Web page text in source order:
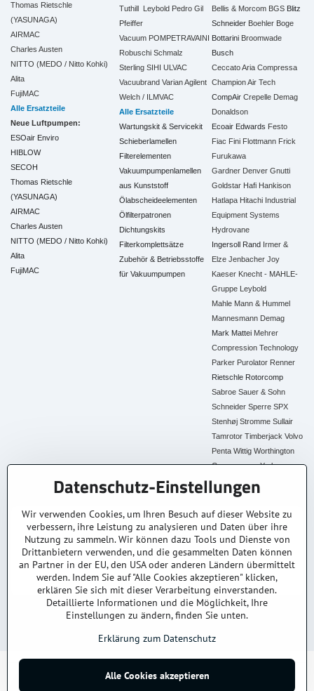
Thomas Rietschle
(YASUNAGA)
AIRMAC
Charles Austen
NITTO (MEDO / Nitto Kohki)
Alita
FujiMAC
Alle Ersatzteile
Neue Luftpumpen:
ESOair Enviro
HIBLOW
SECOH
Thomas Rietschle
(YASUNAGA)
AIRMAC
Charles Austen
NITTO (MEDO / Nitto Kohki)
Alita
FujiMAC
Tuthill Leybold Pedro Gil
Pfeiffer
Vacuum POMPETRAVAINI
Robuschi Schmalz
Sterling SIHI ULVAC
Vacuubrand Varian Agilent
Welch / ILMVAC
Alle Ersatzteile
Wartungskit & Servicekit
Schieberlamellen
Filterelementen
Vakuumpumpenlamellen
aus Kunststoff
Ölabscheideelementen
Ölfilterpatronen
Dichtungskits
Filterkomplettsätze
Zubehör & Betriebsstoffe
für Vakuumpumpen
Bellis & Morcom BGS Blitz
Schneider Boehler Boge
Bottarini Broomwade
Busch
Ceccato Aria Compressa
Champion Air Tech
CompAir Crepelle Demag
Donaldson
Ecoair Edwards Festo
Fiac Fini Flottmann Frick
Furukawa
Gardner Denver Gnutti
Goldstar Hafi Hankison
Hatlapa Hitachi Industrial
Equipment Systems
Hydrovane
Ingersoll Rand Irmer &
Elze Jenbacher Joy
Kaeser Knecht - MAHLE-
Gruppe Leybold
Mahle Mann & Hummel
Mannesmann Demag
Mark Mattei Mehrer
Compression Technology
Parker Purolator Renner
Rietschle Rotorcomp
Sabroe Sauer & Sohn
Schneider Sperre SPX
Stenhøj Stromme Sullair
Tamrotor Timberjack Volvo
Penta Wittig Worthington
Creyssensac York
Alle Ersatzteile
30+ Jahre Erfahrung
Branchenexperten
Lagerware
Schneller Versand AT &
DE
Original & Kompatibel
Ersatzteile aller Marken
Faire Preise
Top Preis-Leistung
Fachberatung
Persönlich & kompetent
AGBVersand & LieferungKontakt / Anfrage
© 2026Urheberrecht
Datenschutz-Einstellungen
Wir verwenden Cookies, um Ihren Besuch auf dieser Website zu
verbessern, ihre Leistung zu analysieren und Daten über ihre
Nutzung zu sammeln. Wir können dazu Tools und Dienste von
Drittanbietern verwenden, und die gesammelten Daten können
an Partner in der EU, den USA oder anderen Ländern übermittelt
werden. Indem Sie auf "Alle Cookies akzeptieren" klicken,
erklären Sie sich mit dieser Verarbeitung einverstanden.
Detaillierte Informationen und die Möglichkeit, Ihre
Einstellungen zu ändern, finden Sie unten.
Erklärung zum Datenschutz
Alle Cookies akzeptieren